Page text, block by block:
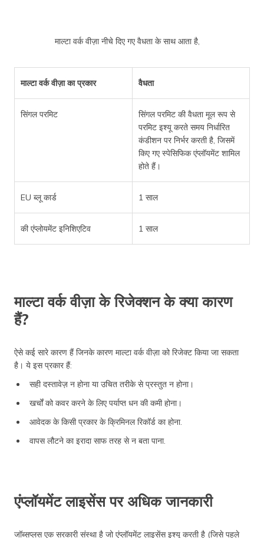
माल्टा वर्क वीज़ा नीचे दिए गए वैधता के साथ आता है,
माल्टा वर्क वीज़ा का प्रकार वैधता
सिंगल परमिट
सिंगल परमिट की वैधता मूल रूप से
परमिट इश्यू करते समय निर्धारित
कंडीशन पर निर्भर करती है, जिसमें
किए गए स्पेसिफिक एंप्लॉयमेंट शामिल
होते हैं।
EU ब्लू कार्ड 1 साल
की एंप्लोयमेंट इनिशिएटिव 1 साल
माल्टा वर्क वीज़ा के रिजेक्शन के क्या कारण
हैं?
ऐसे कई सारे कारण हैं जिनके कारण माल्टा वर्क वीज़ा को रिजेक्ट किया जा सकता
है। ये इस प्रकार हैं:
सही दस्तावेज़ न होना या उचित तरीके से प्रस्तुत न होना।
खर्चों को कवर करने के लिए पर्याप्त धन की कमी होना।
आवेदक के किसी प्रकार के क्रिमिनल रिकॉर्ड का होना.
वापस लौटने का इरादा साफ तरह से न बता पाना.
एंप्लॉयमेंट लाइसेंस पर अधिक जानकारी
जॉब्सप्लस एक सरकारी संस्था है जो एंप्लॉयमेंट लाइसेंस इश्यू करती है (जिसे पहले